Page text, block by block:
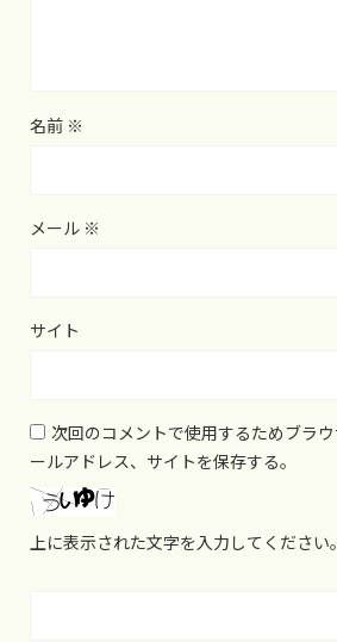
名前 ※
メール ※
サイト
次回のコメントで使用するためブラ
ールアドレス、サイトを保存する。
上に表示された文字を入力してください。